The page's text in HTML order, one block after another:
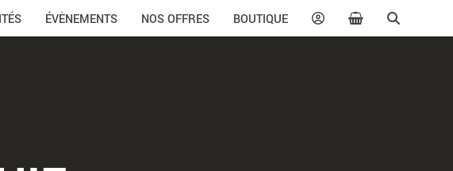
ÉVÈNEMENTS NOS OFFRES BOUTIQUE